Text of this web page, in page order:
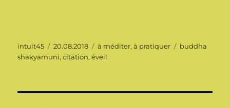
Auteur
intuit45
Publié
le
20.08.2018 Catégories
à méditer, à pratiquer Étiquettes
buddha
shakyamuni,citation,éveil